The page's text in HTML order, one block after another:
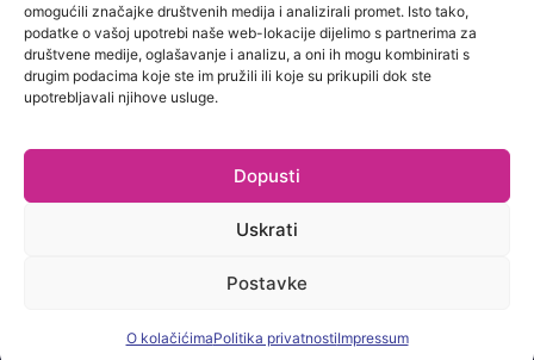
omogućili značajke društvenih medija i analizirali promet. Isto tako,
podatke o vašoj upotrebi naše web-lokacije dijelimo s partnerima za
društvene medije, oglašavanje i analizu, a oni ih mogu kombinirati s
drugim podacima koje ste im pružili ili koje su prikupili dok ste
upotrebljavali njihove usluge.
Dopusti
Uskrati
Postavke
O kolačićimaPolitika privatnostiImpressum